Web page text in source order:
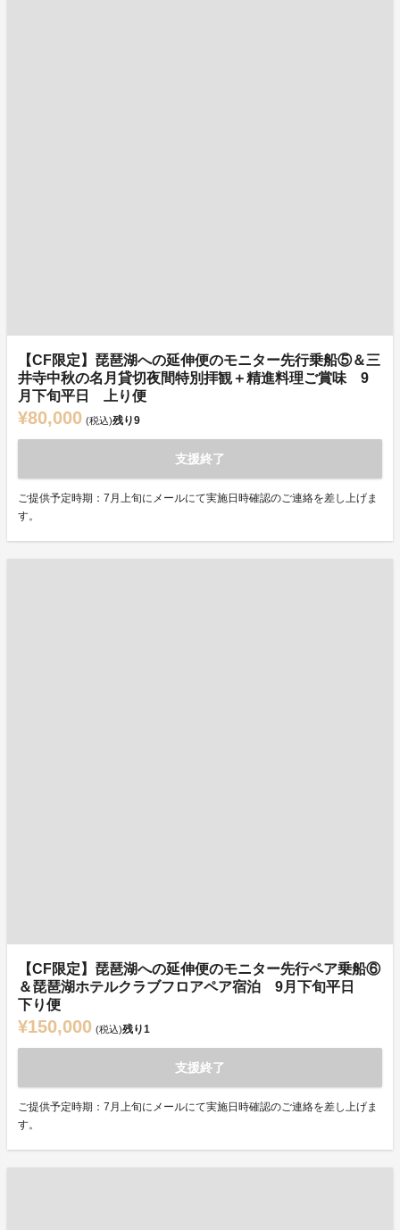
【CF限定】琵琶湖への延伸便のモニター先行乗船⑤＆三
井寺中秋の名月貸切夜間特別拝観＋精進料理ご賞味 9
月下旬平日 上り便
¥80,000 (税込)残り9
支援終了
ご提供予定時期：7月上旬にメールにて実施日時確認のご連絡を差し上げま
す。
【CF限定】琵琶湖への延伸便のモニター先行ペア乗船⑥
＆琵琶湖ホテルクラブフロアペア宿泊 9月下旬平日
下り便
¥150,000 (税込)残り1
支援終了
ご提供予定時期：7月上旬にメールにて実施日時確認のご連絡を差し上げま
す。